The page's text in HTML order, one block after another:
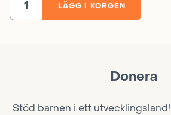
Trädplantor,LÄGG I KORGEN
Donera
Stöd barnen i ett